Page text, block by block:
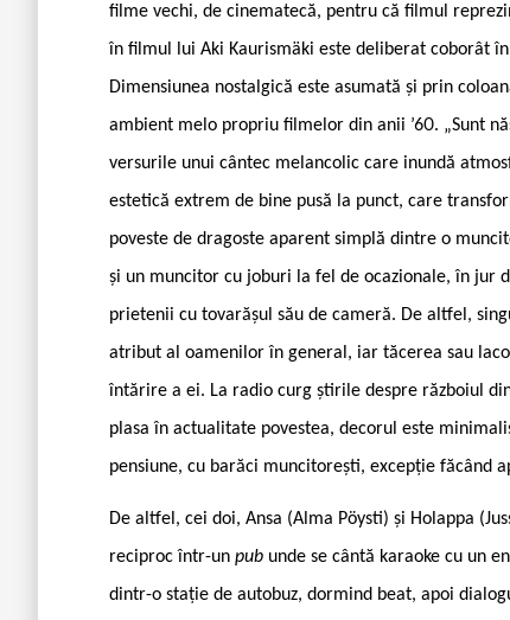
filme vechi, de cinematecă, pentru că filmul
în filmul lui Aki Kaurismäki este deliberat coborât
Dimensiunea nostalgică este asumată și prin
ambient melo propriu filmelor din anii ’60. „Sunt
versurile unui cântec melancolic care inundă
estetică extrem de bine pusă la punct, care
poveste de dragoste aparent simplă dintre o
și un muncitor cu joburi la fel de ocazionale, în jur
prietenii cu tovarășul său de cameră. De altfel,
atribut al oamenilor în general, iar tăcerea sau
întărire a ei. La radio curg știrile despre războiul
plasa în actualitate povestea, decorul este
pensiune, cu barăci muncitorești, excepție făcând
De altfel, cei doi, Ansa (Alma Pöysti) și Holappa
reciproc într-un pub unde se cântă karaoke cu un
dintr-o stație de autobuz, dormind beat, apoi